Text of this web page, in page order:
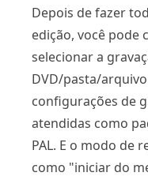
Depois de fazer
edição, você pode
selecionar a
DVD/pasta/arquivo
configurações de
atendidas como
PAL. E o modo de
como "iniciar do